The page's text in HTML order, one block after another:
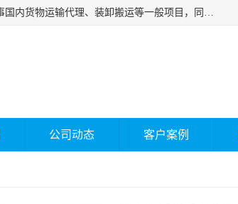
西安福鸿祥物流有限公司成立于2021年，位于陕西省西安市灞桥区，公司主要从事国内货物运输代理、装卸搬运等一般项目，同时具备道路货物运输（不含危险货物）的许可资质。凭借专业的物流服务和*的运输能力，公司致力于为客户提供安全、可靠的物流解决方案，满足多样化的运输需求，助力企业*运营。
公司动态 客户案例